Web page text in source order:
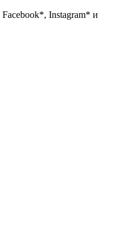
Facebook*, Instagram* и